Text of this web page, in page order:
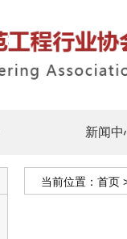
新闻中
当前位置： 首页